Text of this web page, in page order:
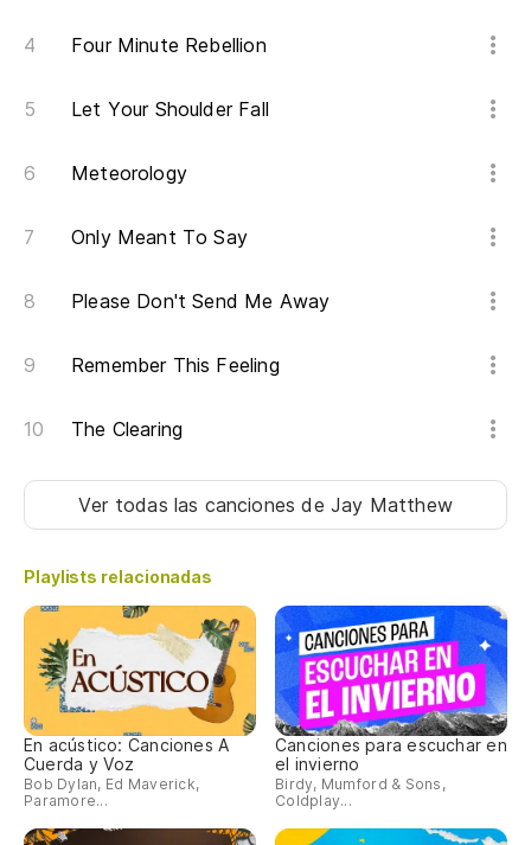
Four Minute Rebellion
Let Your Shoulder Fall
Meteorology
Only Meant To Say
Please Don't Send Me Away
Remember This Feeling
The Clearing
Ver todas las cancionesde Jay Matthew
Playlists relacionadas
En acústico: Canciones A
Cuerda y Voz
Bob Dylan, Ed Maverick,
Paramore...
Canciones para escuchar en
el invierno
Birdy, Mumford & Sons,
Coldplay...